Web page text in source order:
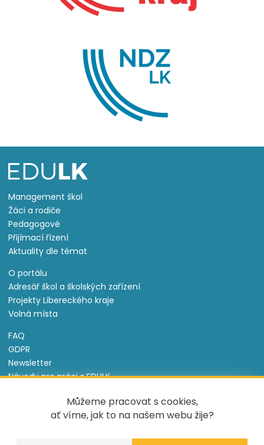
Můžeme pracovat s cookies,
ať víme, jak to na našem webu žije?
Management škol
Žáci a rodiče
Pedagogové
Přijímací řízení
Aktuality dle témat
O portálu
Adresář škol a školských zařízení
Projekty Libereckého kraje
Volná místa
FAQ
GDPR
Newsletter
Návody pro práci s EDULK
Nastavení cookies
Informace o souborech cookie